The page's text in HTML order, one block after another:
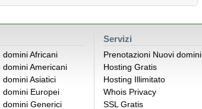
domini Africani
domini Americani
domini Asiatici
domini Europei
domini Generici
Servizi
Prenotazioni Nuovi domini
Hosting Gratis
Hosting Illimitato
Whois Privacy
SSL Gratis